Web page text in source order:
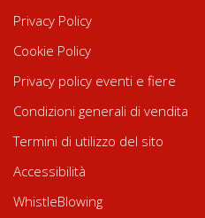
Privacy Policy
Cookie Policy
Privacy policy eventi e fiere
Condizioni generali di vendita
Termini di utilizzo del sito
Accessibilità
WhistleBlowing